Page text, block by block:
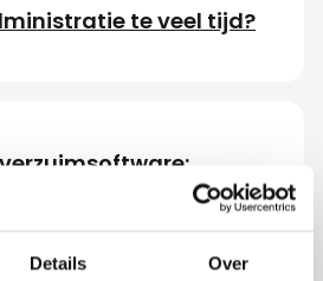
Details Over
te veel tijd?